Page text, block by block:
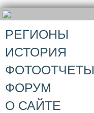
РЕГИОНЫ
ИСТОРИЯ
ФОТООТЧЕТЫ
ФОРУМ
О САЙТЕ